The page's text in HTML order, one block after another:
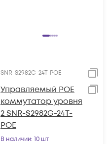
SNR-S2982G-24T-POE
Управляемый POE
коммутатор уровня
2 SNR-S2982G-24T-
POE
В наличии: 10 шт